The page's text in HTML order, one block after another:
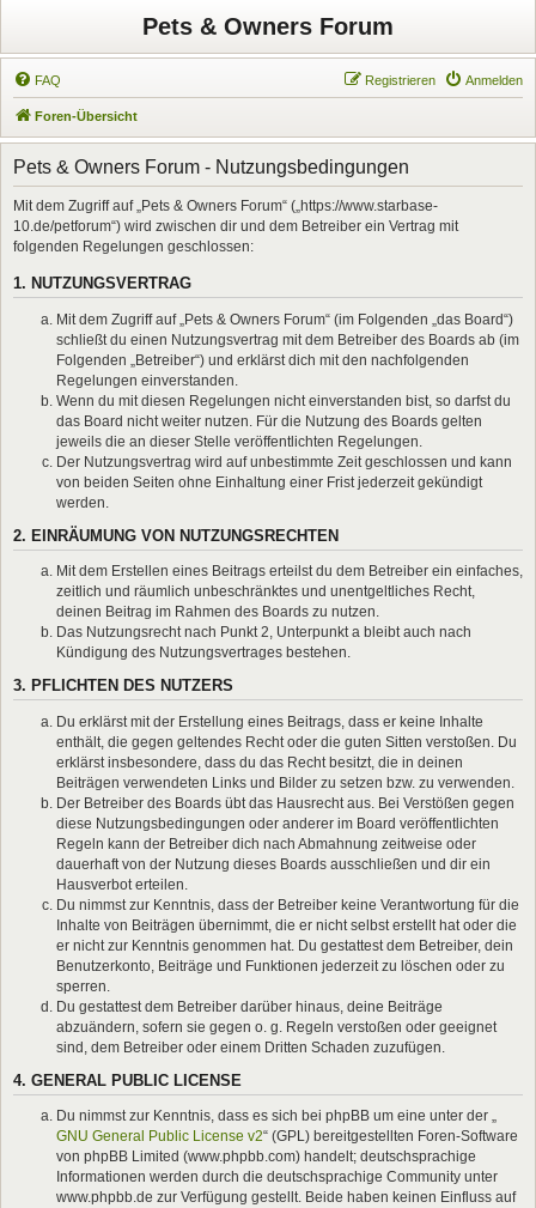
Pets & Owners Forum
FAQ Anmelden
Registrieren
Foren-Übersicht
Pets & Owners Forum - Nutzungsbedingungen
Mit dem Zugriff auf „Pets & Owners Forum“ („https://www.starbase-
10.de/petforum“) wird zwischen dir und dem Betreiber ein Vertrag mit
folgenden Regelungen geschlossen:
1. NUTZUNGSVERTRAG
Mit dem Zugriff auf „Pets & Owners Forum“ (im Folgenden „das Board“)
schließt du einen Nutzungsvertrag mit dem Betreiber des Boards ab (im
Folgenden „Betreiber“) und erklärst dich mit den nachfolgenden
Regelungen einverstanden.
Wenn du mit diesen Regelungen nicht einverstanden bist, so darfst du
das Board nicht weiter nutzen. Für die Nutzung des Boards gelten
jeweils die an dieser Stelle veröffentlichten Regelungen.
Der Nutzungsvertrag wird auf unbestimmte Zeit geschlossen und kann
von beiden Seiten ohne Einhaltung einer Frist jederzeit gekündigt
werden.
2. EINRÄUMUNG VON NUTZUNGSRECHTEN
Mit dem Erstellen eines Beitrags erteilst du dem Betreiber ein einfaches,
zeitlich und räumlich unbeschränktes und unentgeltliches Recht,
deinen Beitrag im Rahmen des Boards zu nutzen.
Das Nutzungsrecht nach Punkt 2, Unterpunkt a bleibt auch nach
Kündigung des Nutzungsvertrages bestehen.
3. PFLICHTEN DES NUTZERS
Du erklärst mit der Erstellung eines Beitrags, dass er keine Inhalte
enthält, die gegen geltendes Recht oder die guten Sitten verstoßen. Du
erklärst insbesondere, dass du das Recht besitzt, die in deinen
Beiträgen verwendeten Links und Bilder zu setzen bzw. zu verwenden.
Der Betreiber des Boards übt das Hausrecht aus. Bei Verstößen gegen
diese Nutzungsbedingungen oder anderer im Board veröffentlichten
Regeln kann der Betreiber dich nach Abmahnung zeitweise oder
dauerhaft von der Nutzung dieses Boards ausschließen und dir ein
Hausverbot erteilen.
Du nimmst zur Kenntnis, dass der Betreiber keine Verantwortung für die
Inhalte von Beiträgen übernimmt, die er nicht selbst erstellt hat oder die
er nicht zur Kenntnis genommen hat. Du gestattest dem Betreiber, dein
Benutzerkonto, Beiträge und Funktionen jederzeit zu löschen oder zu
sperren.
Du gestattest dem Betreiber darüber hinaus, deine Beiträge
abzuändern, sofern sie gegen o. g. Regeln verstoßen oder geeignet
sind, dem Betreiber oder einem Dritten Schaden zuzufügen.
4. GENERAL PUBLIC LICENSE
Du nimmst zur Kenntnis, dass es sich bei phpBB um eine unter der „
GNU General Public License v2“ (GPL) bereitgestellten Foren-Software
von phpBB Limited (www.phpbb.com) handelt; deutschsprachige
Informationen werden durch die deutschsprachige Community unter
www.phpbb.de zur Verfügung gestellt. Beide haben keinen Einfluss auf